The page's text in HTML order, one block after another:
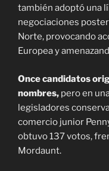
también adoptó una
negociaciones
Norte, provocando
Europea y
Once candidatos
nombres, pero en
legisladores
comercio junior
obtuvo 137 votos,
Mordaunt.